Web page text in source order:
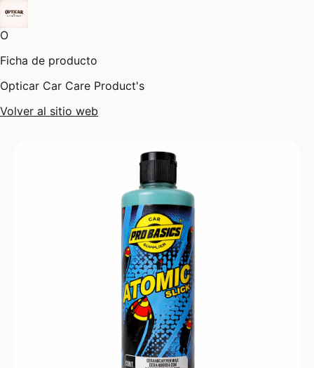
O
Ficha de producto
Opticar Car Care Product's
Volver al sitio web